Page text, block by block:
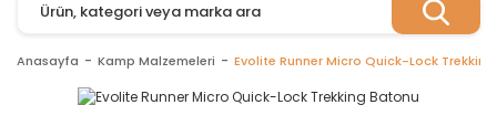
Anasayfa Kamp Malzemeleri Evolite Runner Micro Quick-Lock